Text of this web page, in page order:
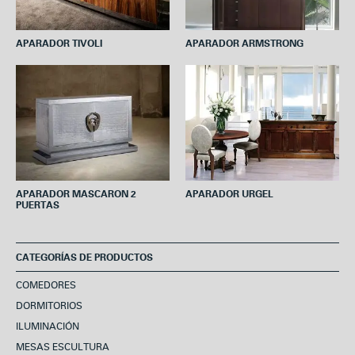
APARADOR TIVOLI APARADOR ARMSTRONG
APARADOR MASCARON 2
PUERTAS
APARADOR URGEL
CATEGORÍAS DE PRODUCTOS
COMEDORES
DORMITORIOS
ILUMINACIÓN
MESAS ESCULTURA